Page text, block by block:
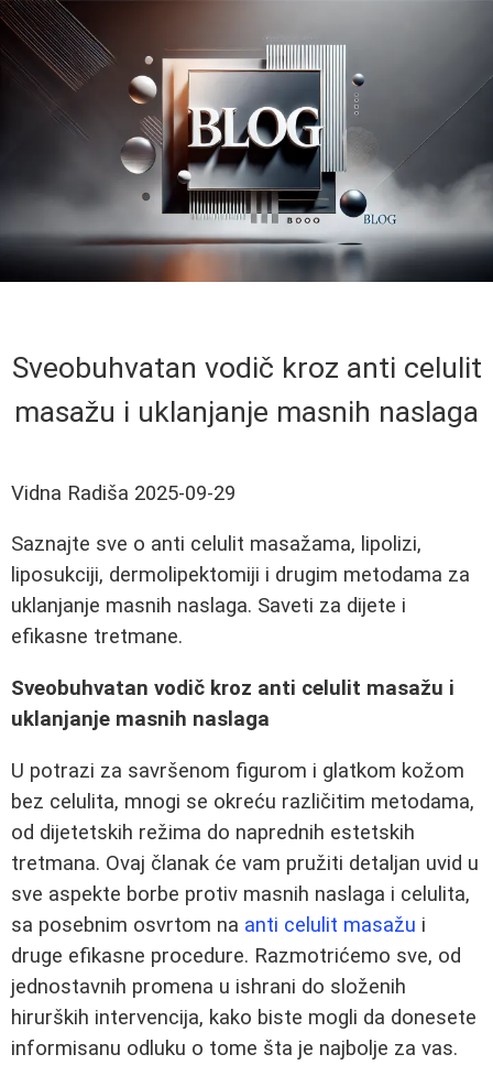
Sveobuhvatan vodič kroz anti celulit
masažu i uklanjanje masnih naslaga
Vidna Radiša 2025-09-29
Saznajte sve o anti celulit masažama, lipolizi,
liposukciji, dermolipektomiji i drugim metodama za
uklanjanje masnih naslaga. Saveti za dijete i
efikasne tretmane.
Sveobuhvatan vodič kroz anti celulit masažu i
uklanjanje masnih naslaga
U potrazi za savršenom figurom i glatkom kožom
bez celulita, mnogi se okreću različitim metodama,
od dijetetskih režima do naprednih estetskih
tretmana. Ovaj članak će vam pružiti detaljan uvid u
sve aspekte borbe protiv masnih naslaga i celulita,
sa posebnim osvrtom na anti celulit masažu i
druge efikasne procedure. Razmotrićemo sve, od
jednostavnih promena u ishrani do složenih
hirurških intervencija, kako biste mogli da donesete
informisanu odluku o tome šta je najbolje za vas.